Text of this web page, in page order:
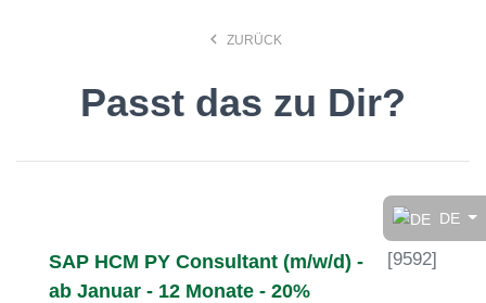
DE
Finde den Job, der Dir
search
keyboard_arrow_left ZURÜCK
Passt das zu Dir?
SAP HCM PY Consultant (m/w/d) -
ab Januar - 12 Monate - 20%
[9592]